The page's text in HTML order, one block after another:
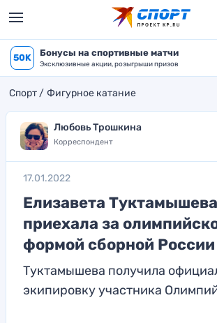
50K Бонусы на спортивные матчи
Эксклюзивные акции, розыгрыши призов
Спорт Фигурное катание
Любовь Трошкина
Корреспондент
17.01.2022
Елизавета Туктамышева
приехала за
формой сборной России
Туктамышева получила
экипировку участника